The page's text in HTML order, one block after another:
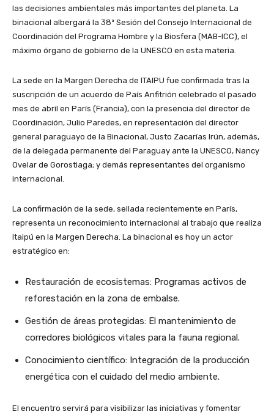
las decisiones ambientales más importantes del planeta. La
binacional albergará la 38ª Sesión del Consejo Internacional de
Coordinación del Programa Hombre y la Biosfera (MAB-ICC), el
máximo órgano de gobierno de la UNESCO en esta materia.
La sede en la Margen Derecha de ITAIPU fue confirmada tras la
suscripción de un acuerdo de País Anfitrión celebrado el pasado
mes de abril en París (Francia), con la presencia del director de
Coordinación, Julio Paredes, en representación del director
general paraguayo de la Binacional, Justo Zacarías Irún, además,
de la delegada permanente del Paraguay ante la UNESCO, Nancy
Ovelar de Gorostiaga; y demás representantes del organismo
internacional.
La confirmación de la sede, sellada recientemente en París,
representa un reconocimiento internacional al trabajo que realiza
Itaipú en la Margen Derecha. La binacional es hoy un actor
estratégico en:
Restauración de ecosistemas: Programas activos de
reforestación en la zona de embalse.
Gestión de áreas protegidas: El mantenimiento de
corredores biológicos vitales para la fauna regional.
Conocimiento científico: Integración de la producción
energética con el cuidado del medio ambiente.
El encuentro servirá para visibilizar las iniciativas y fomentar